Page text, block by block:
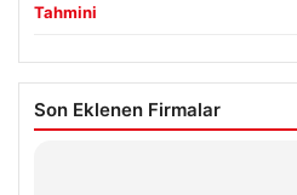
Tahmini
Son Eklenen Firmalar